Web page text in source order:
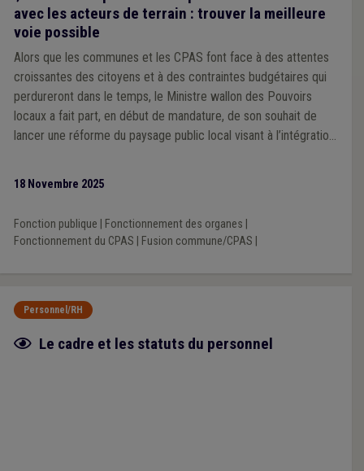
avec les acteurs de terrain : trouver la meilleure
voie possible
Alors que les communes et les CPAS font face à des attentes
croissantes des citoyens et à des contraintes budgétaires qui
perdureront dans le temps, le Ministre wallon des Pouvoirs
locaux a fait part, en début de mandature, de son souhait de
lancer une réforme du paysage public local visant à l’intégration
18 Novembre 2025
Fonction publique Fonctionnement des organes
Fonctionnement du CPAS
Fusion commune/CPAS
Personnel/RH
Fiche focus
Le cadre et les statuts du personnel